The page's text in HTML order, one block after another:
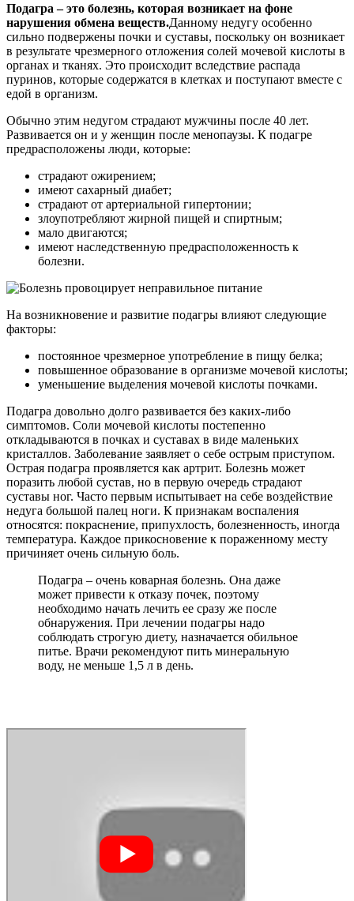
Подагра – это болезнь, которая возникает на фоне
нарушения обмена веществ.Данному недугу особенно
сильно подвержены почки и суставы, поскольку он возникает
в результате чрезмерного отложения солей мочевой кислоты в
органах и тканях. Это происходит вследствие распада
пуринов, которые содержатся в клетках и поступают вместе с
едой в организм.
Обычно этим недугом страдают мужчины после 40 лет.
Развивается он и у женщин после менопаузы. К подагре
предрасположены люди, которые:
страдают ожирением;
имеют сахарный диабет;
страдают от артериальной гипертонии;
злоупотребляют жирной пищей и спиртным;
мало двигаются;
имеют наследственную предрасположенность к
болезни.
На возникновение и развитие подагры влияют следующие
факторы:
постоянное чрезмерное употребление в пищу белка;
повышенное образование в организме мочевой кислоты;
уменьшение выделения мочевой кислоты почками.
Подагра довольно долго развивается без каких-либо
симптомов. Соли мочевой кислоты постепенно
откладываются в почках и суставах в виде маленьких
кристаллов. Заболевание заявляет о себе острым приступом.
Острая подагра проявляется как артрит. Болезнь может
поразить любой сустав, но в первую очередь страдают
суставы ног. Часто первым испытывает на себе воздействие
недуга большой палец ноги. К признакам воспаления
относятся: покраснение, припухлость, болезненность, иногда
температура. Каждое прикосновение к пораженному месту
причиняет очень сильную боль.
Подагра – очень коварная болезнь. Она даже
может привести к отказу почек, поэтому
необходимо начать лечить ее сразу же после
обнаружения. При лечении подагры надо
соблюдать строгую диету, назначается обильное
питье. Врачи рекомендуют пить минеральную
воду, не меньше 1,5 л в день.